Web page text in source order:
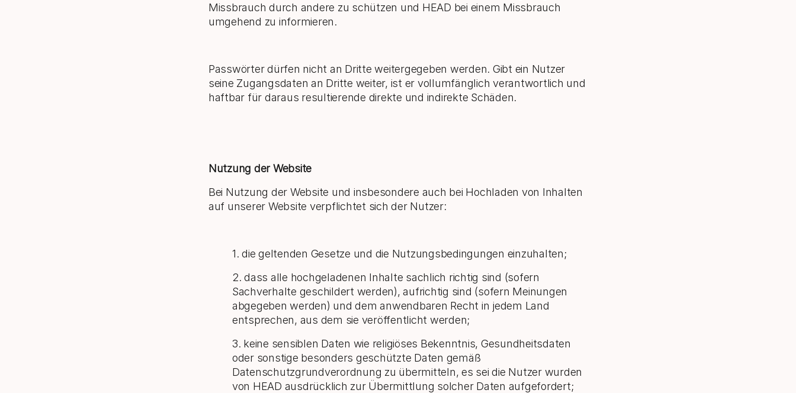
Missbrauch durch andere zu schützen und HEAD bei einem Missbrauch
umgehend zu informieren.
Passwörter dürfen nicht an Dritte weitergegeben werden. Gibt ein Nutzer
seine Zugangsdaten an Dritte weiter, ist er vollumfänglich verantwortlich und
haftbar für daraus resultierende direkte und indirekte Schäden.
Nutzung der Website
Bei Nutzung der Website und insbesondere auch bei Hochladen von Inhalten
auf unserer Website verpflichtet sich der Nutzer:
1. die geltenden Gesetze und die Nutzungsbedingungen einzuhalten;
2. dass alle hochgeladenen Inhalte sachlich richtig sind (sofern
Sachverhalte geschildert werden), aufrichtig sind (sofern Meinungen
abgegeben werden) und dem anwendbaren Recht in jedem Land
entsprechen, aus dem sie veröffentlicht werden;
3. keine sensiblen Daten wie religiöses Bekenntnis, Gesundheitsdaten
oder sonstige besonders geschützte Daten gemäß
Datenschutzgrundverordnung zu übermitteln, es sei die Nutzer wurden
von HEAD ausdrücklich zur Übermittlung solcher Daten aufgefordert;